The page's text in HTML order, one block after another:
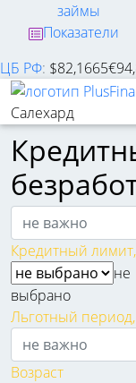
займы
Показатели
ЦБ РФ: $82,1665€
Салехард
Кредитный
не
выбрано
Льготный
Возраст